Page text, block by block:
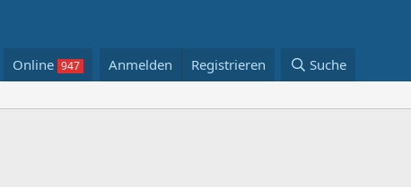
Online Anmelden Registrieren Suche